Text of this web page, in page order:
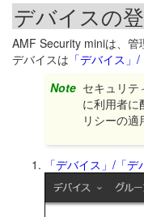
デバイスの
AMF Security miniは、管
デバイスは 「デバイス」
Note セキュリテ
に利用者に
リシーの
「デバイス」/「デ